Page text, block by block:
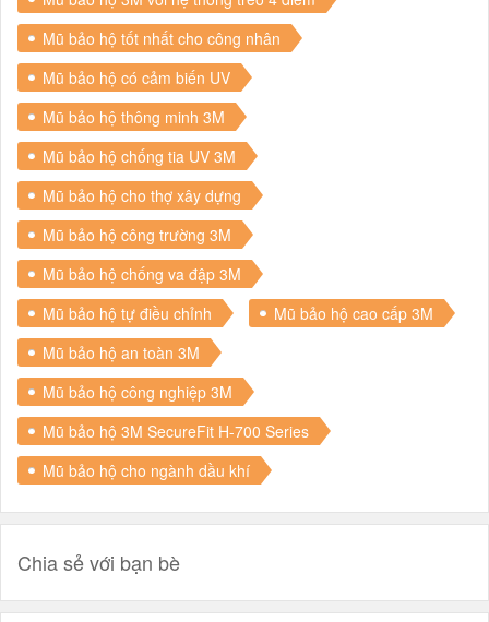
Mũ bảo hộ tốt nhất cho công nhân
Mũ bảo hộ có cảm biến UV
Mũ bảo hộ thông minh 3M
Mũ bảo hộ chống tia UV 3M
Mũ bảo hộ cho thợ xây dựng
Mũ bảo hộ công trường 3M
Mũ bảo hộ chống va đập 3M
Mũ bảo hộ tự điều chỉnh
Mũ bảo hộ cao cấp 3M
Mũ bảo hộ an toàn 3M
Mũ bảo hộ công nghiệp 3M
Mũ bảo hộ 3M SecureFit H-700 Series
Mũ bảo hộ cho ngành dầu khí
Chia sẻ với bạn bè